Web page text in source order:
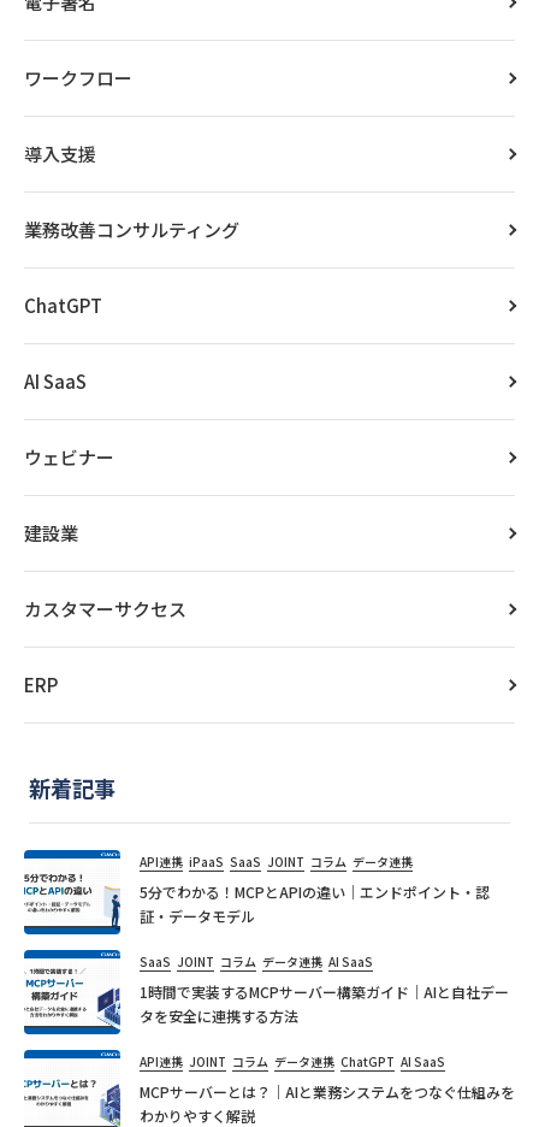
ワークフロー
導入支援
業務改善コンサルティング
ChatGPT
AI SaaS
ウェビナー
建設業
カスタマーサクセス
ERP
新着記事
API連携 iPaaS SaaS JOINT コラム データ連携
5分でわかる！MCPとAPIの違い｜エンドポイント・認
証・データモデル
SaaS JOINT コラム データ連携 AI SaaS
1時間で実装するMCPサーバー構築ガイド｜AIと自社デー
タを安全に連携する方法
API連携 JOINT コラム データ連携 ChatGPT AI SaaS
MCPサーバーとは？｜AIと業務システムをつなぐ仕組みを
わかりやすく解説